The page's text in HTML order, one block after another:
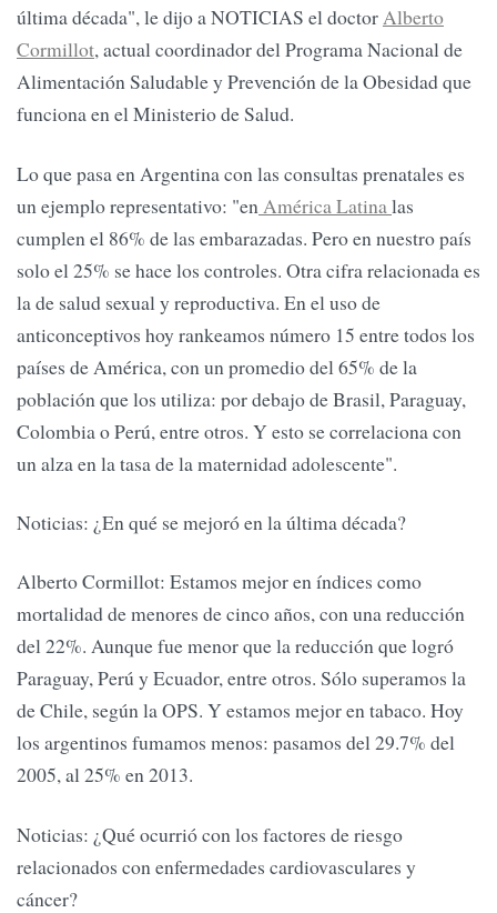
última década", le dijo a NOTICIAS el doctorAlberto
Cormillot, actual coordinador del Programa Nacional de
Alimentación Saludable y Prevención de la Obesidad que
funciona en el Ministerio de Salud.
Lo que pasa en Argentina con las consultas prenatales es
un ejemplo representativo: "enAmérica Latinalas
cumplen el 86% de las embarazadas. Pero en nuestro país
solo el 25% se hace los controles. Otra cifra relacionada es
la de salud sexual y reproductiva. En el uso de
anticonceptivos hoy rankeamos número 15 entre todos los
países de América, con un promedio del 65% de la
población que los utiliza: por debajo de Brasil, Paraguay,
Colombia o Perú, entre otros. Y esto se correlaciona con
un alza en la tasa de la maternidad adolescente".
Noticias: ¿En qué se mejoró en la última década?
Alberto Cormillot: Estamos mejor en índices como
mortalidad de menores de cinco años, con una reducción
del 22%. Aunque fue menor que la reducción que logró
Paraguay, Perú y Ecuador, entre otros. Sólo superamos la
de Chile, según la OPS. Y estamos mejor en tabaco. Hoy
los argentinos fumamos menos: pasamos del 29.7% del
2005, al 25% en 2013.
Noticias: ¿Qué ocurrió con los factores de riesgo
relacionados con enfermedades cardiovasculares y
cáncer?